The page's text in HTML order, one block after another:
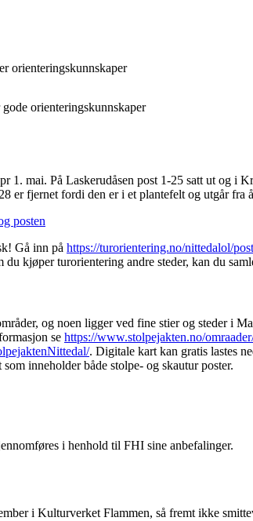
orienteringskunnskaper
orienteringskunnskaper
1. mai. På Laskerudåsen post 1-25 satt ut og i
er fjernet fordi den er i et plantefelt og utgår fra
posten
Gå inn på https://turorientering.no/nittedalol/
kjøper turorientering andre steder, kan du
og noen ligger ved fine stier og steder i
se https://www.stolpejakten.no/
. Digitale kart kan gratis lastes
inneholder både stolpe- og skautur poster.
i henhold til FHI sine anbefalinger.
i Kulturverket Flammen, så fremt ikke